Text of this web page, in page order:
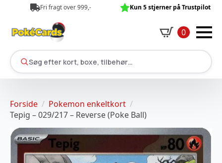
Fri fragt over 999,- Kun 5 stjerner på Trustpilot
0
Søg efter kort, boxe, tilbehør…
Forside
Pokemon enkeltkort
Tepig – 029/217 – Reverse (Poke Ball)